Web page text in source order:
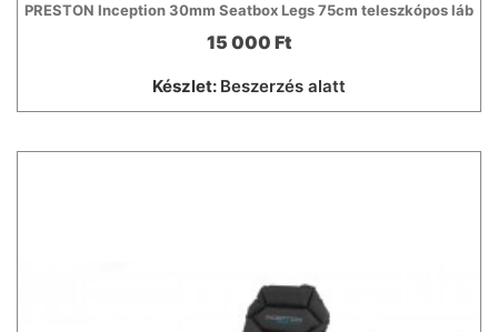
PRESTON Inception 30mm Seatbox Legs 75cm teleszkópos láb
15 000 Ft
Készlet: Beszerzés alatt